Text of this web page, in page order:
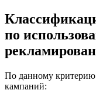
по
По данному
кампаний: